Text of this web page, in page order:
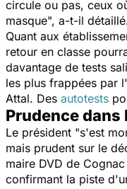
circule ou pas, ceux
masque", a-t-il
Quant aux
retour en classe
davantage de tests
les plus frappées par
Attal. Des autotests
Prudence
Le président "s'est
mais prudent sur le
maire DVD de
confirmant la piste